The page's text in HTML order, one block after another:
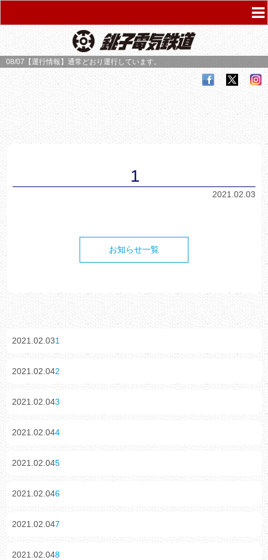
08/07【運行情報】 通常どおり運行しています。
1
2021.02.03
お知らせ一覧
2021.02.031
2021.02.042
2021.02.043
2021.02.044
2021.02.045
2021.02.046
2021.02.047
2021.02.048